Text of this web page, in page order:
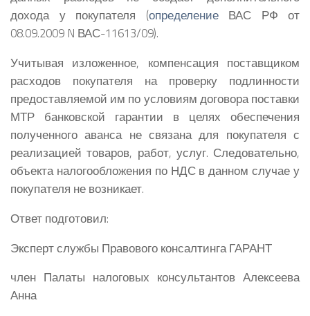
дохода у покупателя (определениеВАС РФ от
08.09.2009 N ВАС-11613/09).
Учитывая изложенное, компенсация поставщиком
расходов покупателя на проверку подлинности
предоставляемой им по условиям договора поставки
МТР банковской гарантии в целях обеспечения
полученного аванса не связана для покупателя с
реализацией товаров, работ, услуг. Следовательно,
объекта налогообложения по НДС в данном случае у
покупателя не возникает.
Ответ подготовил:
Эксперт службы Правового консалтинга ГАРАНТ
член Палаты налоговых консультантов Алексеева
Анна